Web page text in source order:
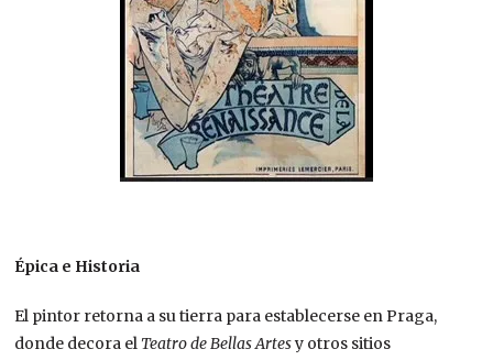
Épica e Historia
El pintor retorna a su tierra para establecerse en Praga,
donde decora el Teatro de Bellas Artesy otros sitios